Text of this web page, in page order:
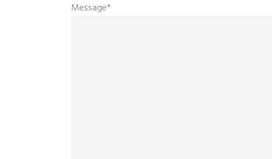
Message*